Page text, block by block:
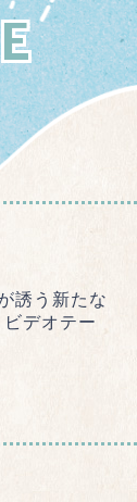
誘う新たな
デオテー